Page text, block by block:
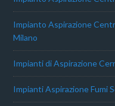
Impianto Aspirazione
Milano
Impianti di Aspirazione
Impianti Aspirazione Fumi